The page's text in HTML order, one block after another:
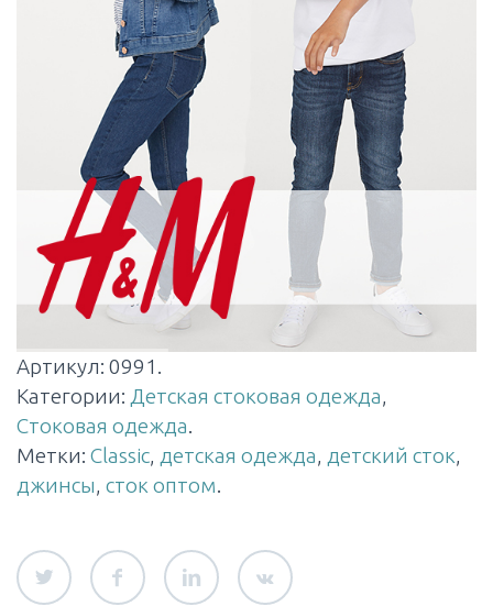
Артикул: 0991 .
Категории: Детская стоковая одежда,
Стоковая одежда.
Метки: Classic, детская одежда, детский сток,
джинсы, сток оптом.